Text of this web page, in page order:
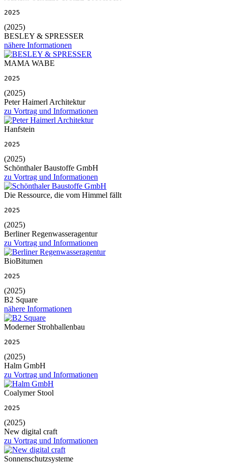
2025
(2025)
BESLEY & SPRESSER
nähere Informationen
MAMA WABE
2025
(2025)
Peter Haimerl Architektur
zu Vortrag und Informationen
Hanfstein
2025
(2025)
Schönthaler Baustoffe GmbH
zu Vortrag und Informationen
Die Ressource, die vom Himmel fällt
2025
(2025)
Berliner Regenwasseragentur
zu Vortrag und Informationen
BioBitumen
2025
(2025)
B2 Square
nähere Informationen
Moderner Strohballenbau
2025
(2025)
Halm GmbH
zu Vortrag und Informationen
Coalymer Stool
2025
(2025)
New digital craft
zu Vortrag und Informationen
Sonnenschutzsysteme